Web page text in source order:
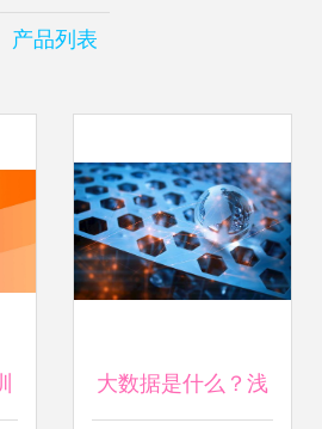
产品列表
大数据是什么？浅